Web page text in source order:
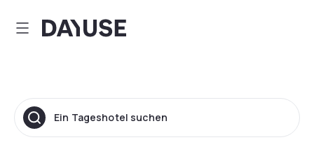
Dayuse
Ein Tageshotel suchen